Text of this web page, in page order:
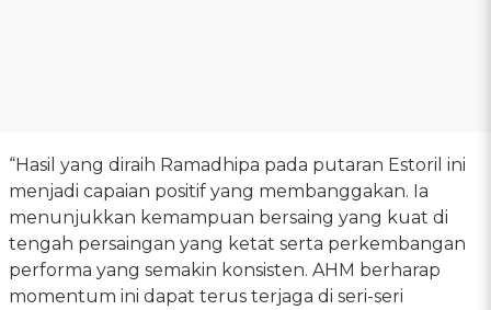
“Hasil yang diraih Ramadhipa pada putaran Estoril ini
menjadi capaian positif yang membanggakan. Ia
menunjukkan kemampuan bersaing yang kuat di
tengah persaingan yang ketat serta perkembangan
performa yang semakin konsisten. AHM berharap
momentum ini dapat terus terjaga di seri-seri